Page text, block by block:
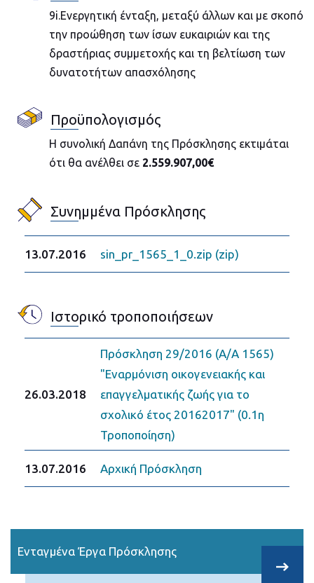
9i.Ενεργητική ένταξη, μεταξύ άλλων και με σκοπό
την προώθηση των ίσων ευκαιριών και της
δραστήριας συμμετοχής και τη βελτίωση των
δυνατοτήτων απασχόλησης
Προϋπολογισμός
Η συνολική Δαπάνη της Πρόσκλησης εκτιμάται
ότι θα ανέλθει σε 2.559.907,00€
Συνημμένα Πρόσκλησης
13.07.2016 sin_pr_1565_1_0.zip (zip)
Ιστορικό τροποποιήσεων
26.03.2018
Πρόσκληση 29/2016 (Α/Α 1565)
"Εναρμόνιση οικογενειακής και
επαγγελματικής ζωής για το
σχολικό έτος 20162017" (0.1η
Τροποποίηση)
13.07.2016 Αρχική Πρόσκληση
Ενταγμένα Έργα Πρόσκλησης